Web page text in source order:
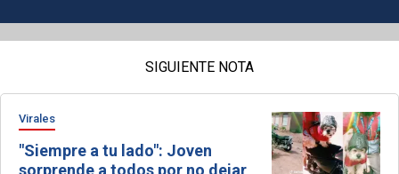
SIGUIENTE NOTA
Virales
"Siempre a tu lado": Joven
sorprende a todos por no dejar